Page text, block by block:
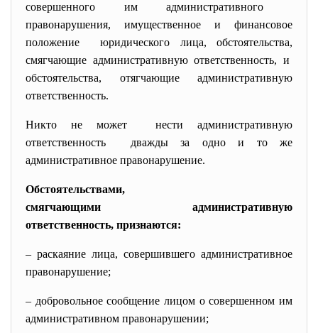
совершенного им административного
правонарушения, имущественное и финансовое
положение юридического лица, обстоятельства,
смягчающие административную ответственность, и
обстоятельства, отягчающие административную
ответственность.
Никто не может нести административную
ответственность дважды за одно и то же
административное правонарушение.
Обстоятельствами,
смягчающими административную
ответственность, признаются:
– раскаяние лица, совершившего административное
правонарушение;
– добровольное сообщение лицом о совершенном им
административном правонарушении;